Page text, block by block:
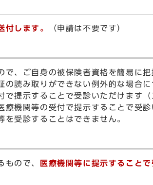
付します。 （申請は不要です）
、ご自身の被保険者資格を簡易に把
読み取りができない例外的な場合
提示することで受診いただけます
機関等の受付で提示することで受診
受診することはできません。
ので、
医療機関等に提示すること